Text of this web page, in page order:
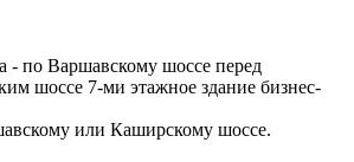
- по Варшавскому шоссе перед
шоссе 7-ми этажное здание бизнес-
или Каширскому шоссе.